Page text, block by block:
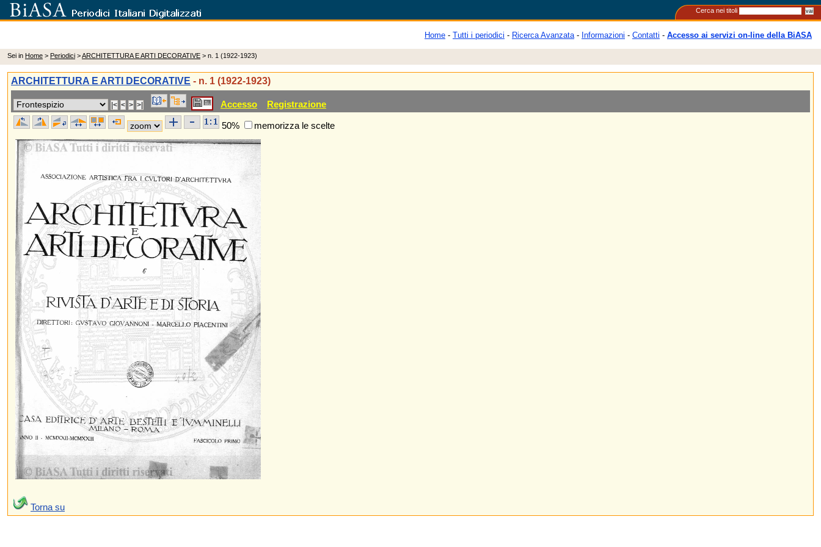
Cerca nei titoli
Home - Tutti i periodici - Ricerca Avanzata- Informazioni - Contatti - Accesso ai servizi on-line della BiASA
Sei in Home > Periodici >ARCHITETTURA E ARTI DECORATIVE > n. 1 (1922-1923)
ARCHITETTURA E ARTI DECORATIVE - n. 1 (1922-1923)
Accesso Registrazione
50% memorizza le scelte
Torna su